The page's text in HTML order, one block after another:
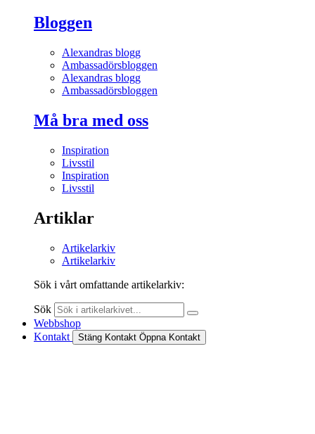
Bloggen
Alexandras blogg
Ambassadörsbloggen
Alexandras blogg
Ambassadörsbloggen
Må bra med oss
Inspiration
Livsstil
Inspiration
Livsstil
Artiklar
Artikelarkiv
Artikelarkiv
Sök i vårt omfattande artikelarkiv:
Sök
Webbshop
Kontakt
Stäng Kontakt Öppna Kontakt